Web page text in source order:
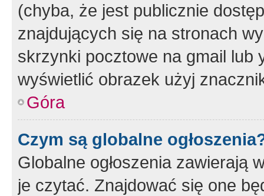
(chyba, że jest publicznie
znajdujących się na stronach
skrzynki pocztowe na gmail lub
wyświetlić obrazek użyj
Góra
Czym są globalne
Globalne ogłoszenia zawierają
je czytać. Znajdować się one